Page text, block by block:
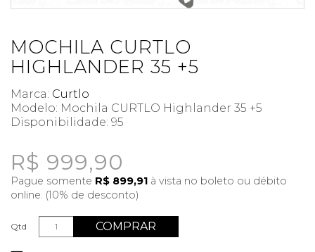
MOCHILA CURTLO
HIGHLANDER 35 +5
Marca: Curtlo
Modelo: Mochila CURTLO Highlander 35 +5
Disponibilidade: 95
R$ 999,90
Pague somente R$ 899,91 à vista no boleto ou débito
online. (10% de desconto)
Qtd COMPRAR